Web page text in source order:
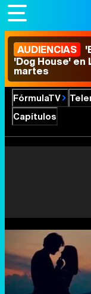
AUDIENCIAS
'Dog House' en
martes
FórmulaTV
Capítulos